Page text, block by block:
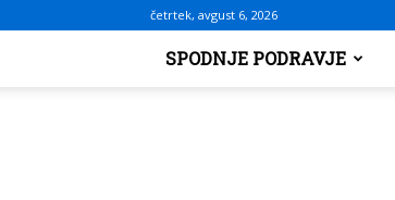
četrtek, avgust 6, 2026
SPODNJE PODRAVJE